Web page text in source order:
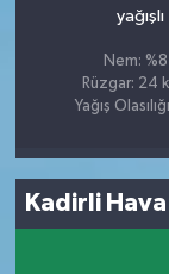
yağışlı
Nem:
Rüzgar: 24
Yağış
Kadirli